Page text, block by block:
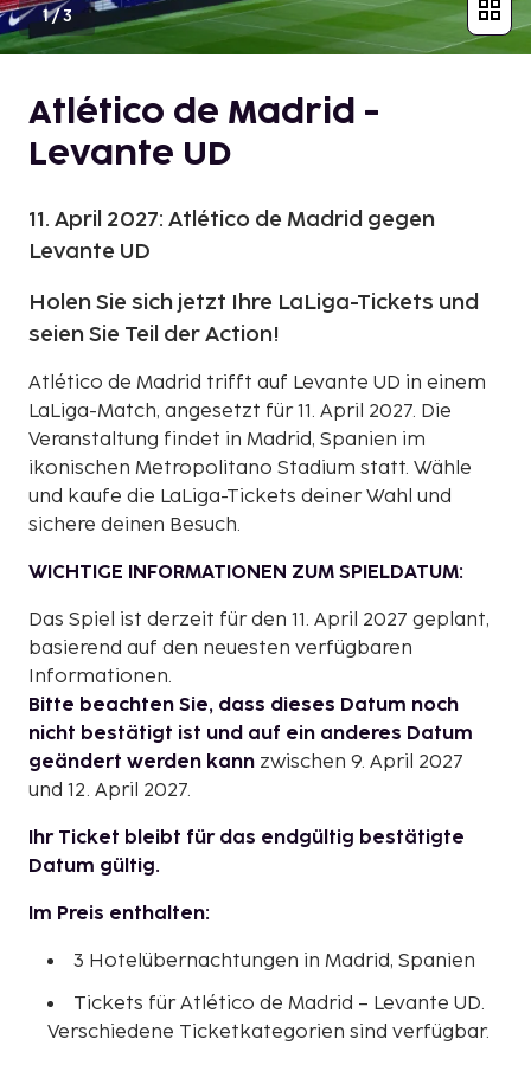
1/3
Atlético de Madrid -
Levante UD
11. April 2027: Atlético de Madrid gegen
Levante UD
Holen Sie sich jetzt Ihre LaLiga-Tickets und
seien Sie Teil der Action!
Atlético de Madrid trifft auf Levante UD in einem
LaLiga-Match, angesetzt für 11. April 2027. Die
Veranstaltung findet in Madrid, Spanien im
ikonischen Metropolitano Stadium statt. Wähle
und kaufe die LaLiga-Tickets deiner Wahl und
sichere deinen Besuch.
WICHTIGE INFORMATIONEN ZUM SPIELDATUM:
Das Spiel ist derzeit für den 11. April 2027 geplant,
basierend auf den neuesten verfügbaren
Informationen.
Bitte beachten Sie, dass dieses Datum noch
nicht bestätigt ist und auf ein anderes Datum
geändert werden kann zwischen 9. April 2027
und 12. April 2027.
Ihr Ticket bleibt für das endgültig bestätigte
Datum gültig.
Im Preis enthalten:
3 Hotelübernachtungen in Madrid, Spanien
Tickets für Atlético de Madrid – Levante UD.
Verschiedene Ticketkategorien sind verfügbar.